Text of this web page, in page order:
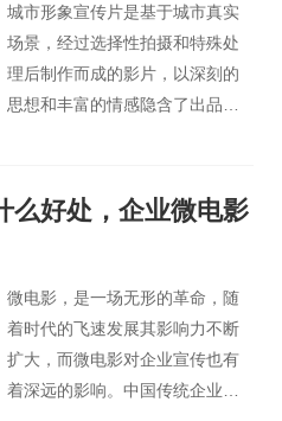
城市形象宣传片是基于城市真实
场景，经过选择性拍摄和特殊处
理后制作而成的影片，以深刻的
思想和丰富的情感隐含了出品方
么好处，企业微电影
微电影，是一场无形的革命，随
着时代的飞速发展其影响力不断
扩大，而微电影对企业宣传也有
着深远的影响。中国传统企业专